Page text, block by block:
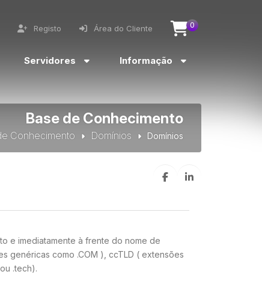
0
Área do Cliente
Registo
Servidores Informação
Base de Conhecimento
Conhecimento Domínios Domínios
e imediatamente à frente do nome de
genéricas como .COM ), ccTLD ( extensões
.tech).